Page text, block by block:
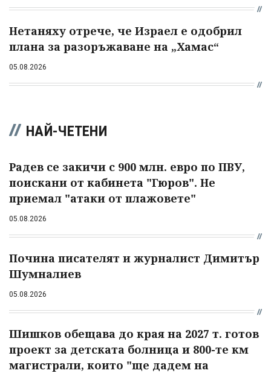
Нетаняху отрече, че Израел е одобрил
плана за разоръжаване на „Хамас“
05.08.2026
НАЙ-ЧЕТЕНИ
Радев се закичи с 900 млн. евро по ПВУ,
поискани от кабинета "Гюров". Не
приемал "атаки от плажовете"
05.08.2026
Почина писателят и журналист Димитър
Шумналиев
05.08.2026
Шишков обещава до края на 2027 т. готов
проект за детската болница и 800-те км
магистрали, които "ще дадем на